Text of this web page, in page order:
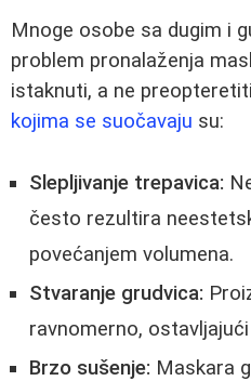
Mnoge osobe sa dugim i
problem pronalaženja
istaknuti, a ne
kojima se suočavaju su:
Slepljivanje trepavica:
često rezultira
povećanjem volumena.
Stvaranje grudvica:
ravnomerno,
Brzo sušenje: Maskara